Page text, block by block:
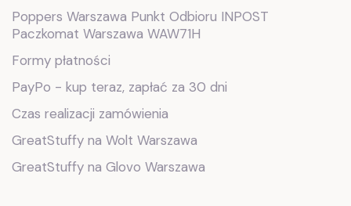
Poppers Warszawa Punkt Odbioru INPOST
Paczkomat Warszawa WAW71H
Formy płatności
PayPo - kup teraz, zapłać za 30 dni
Czas realizacji zamówienia
GreatStuffy na Wolt Warszawa
GreatStuffy na Glovo Warszawa